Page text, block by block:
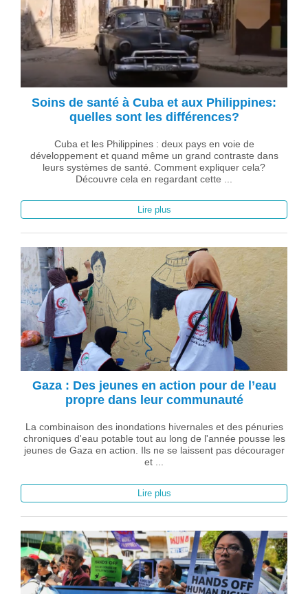
Soins de santé à Cuba et aux Philippines:
quelles sont les différences?
Cuba et les Philippines : deux pays en voie de
développement et quand même un grand contraste dans
leurs systèmes de santé. Comment expliquer cela?
Découvre cela en regardant cette ...
Lire plus
Gaza : Des jeunes en action pour de l’eau
propre dans leur communauté
La combinaison des inondations hivernales et des pénuries
chroniques d'eau potable tout au long de l'année pousse les
jeunes de Gaza en action. Ils ne se laissent pas décourager
et ...
Lire plus